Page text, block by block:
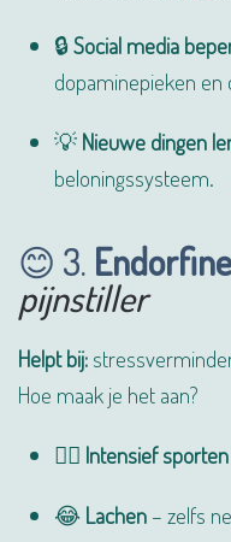
🔒Social media
dopaminepieken en
💡 Nieuwe dingen
beloningssysteem.
😊 3.
pijnstiller
Helpt bij:
Hoe maak je het aan?
🏃‍♂️ Intensief sporten
😂 Lachen – zelfs